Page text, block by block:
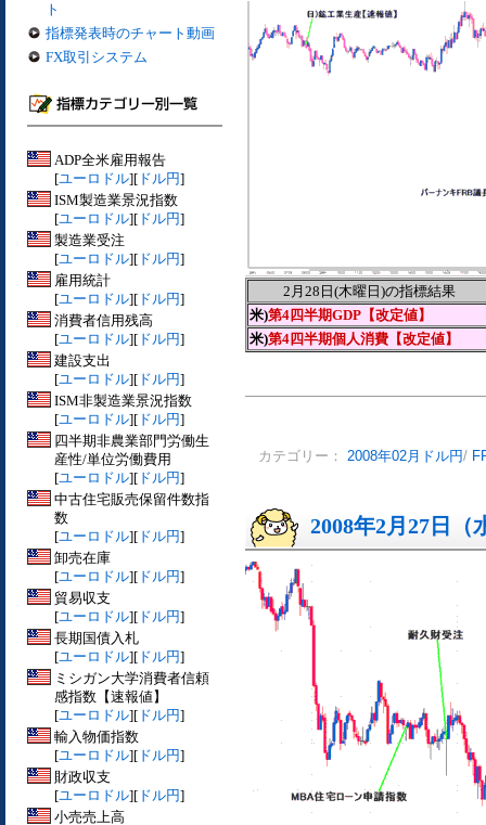
ト
指標発表時のチャート動画
FX取引システム
ADP全米雇用報告
[ユーロドル][ ドル円]
ISM製造業景況指数
[ユーロドル][ ドル円]
製造業受注
[ユーロドル][ ドル円]
雇用統計
[ユーロドル][ ドル円]
消費者信用残高
[ユーロドル][ ドル円]
建設支出
[ユーロドル][ ドル円]
ISM非製造業景況指数
[ユーロドル][ ドル円]
四半期非農業部門労働生
産性/単位労働費用
[ユーロドル][ ドル円]
中古住宅販売保留件数指
数
[ユーロドル][ ドル円]
卸売在庫
[ユーロドル][ ドル円]
貿易収支
[ユーロドル][ ドル円]
長期国債入札
[ユーロドル][ ドル円]
ミシガン大学消費者信頼
感指数【速報値】
[ユーロドル][ ドル円]
輸入物価指数
[ユーロドル][ ドル円]
財政収支
[ユーロドル][ ドル円]
小売売上高
2月28日(木曜日)の指標結果
米)第4四半期GDP【改定値】
米)第4四半期個人消費【改定値】
カテゴリー： 2008年02月ドル円/
2008年2月27日（